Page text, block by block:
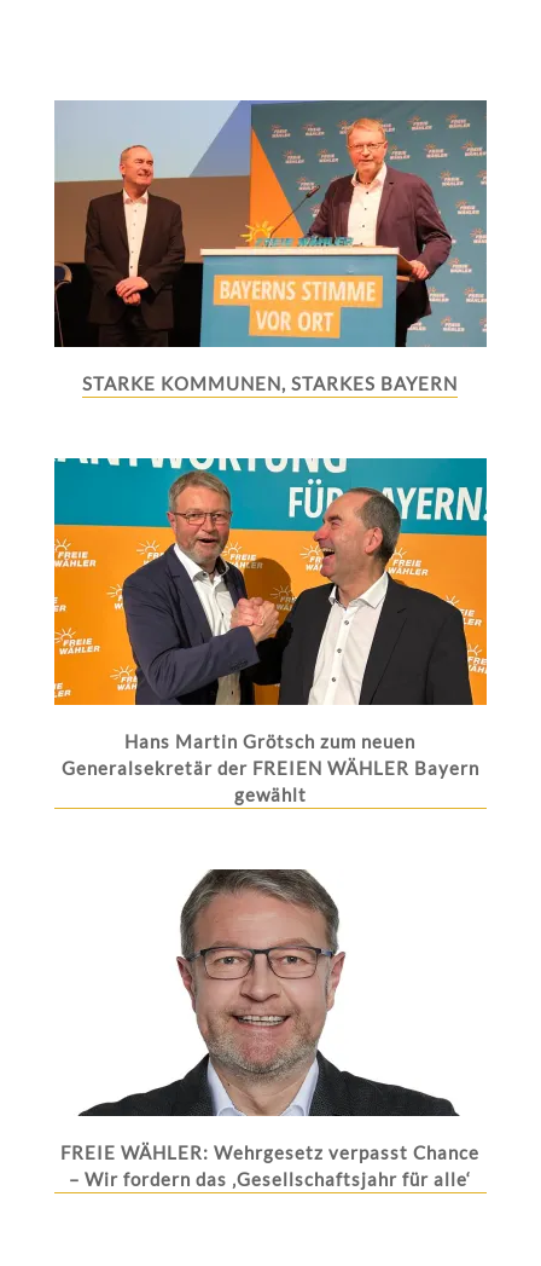
STARKE KOMMUNEN, STARKES BAYERN
Hans Martin Grötsch zum neuen
Generalsekretär der FREIEN WÄHLER Bayern
gewählt
FREIE WÄHLER: Wehrgesetz verpasst Chance
– Wir fordern das ‚Gesellschaftsjahr für alle‘